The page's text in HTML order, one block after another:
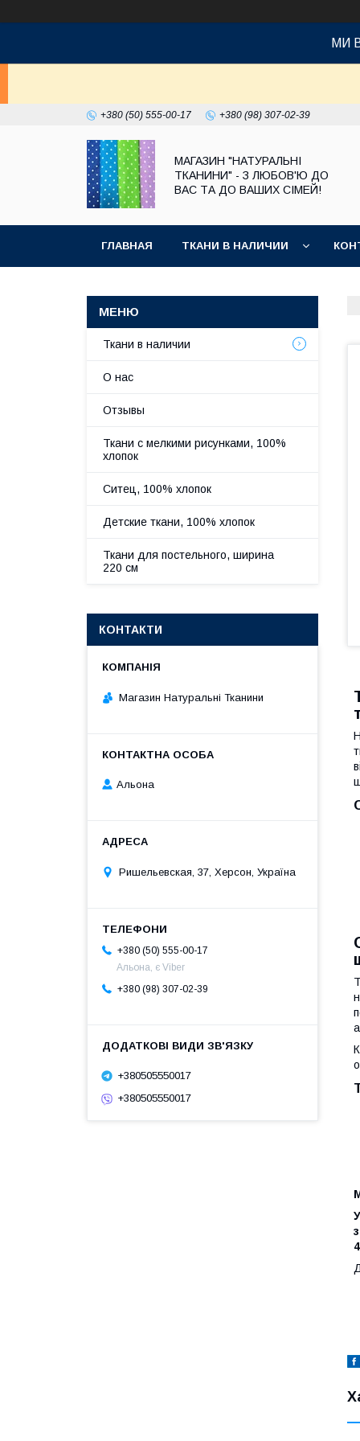
МИ
+380 (50) 555-00-17 +380 (98) 307-02-39
МАГАЗИН "НАТУРАЛЬНІ
ТКАНИНИ" - З ЛЮБОВ'Ю ДО
ВАС ТА ДО ВАШИХ СІМЕЙ!
ГЛАВНАЯ ТКАНИ В НАЛИЧИИ
Ткани в наличии
О нас
Отзывы
Ткани с мелкими рисунками, 100%
хлопок
Ситец, 100% хлопок
Детские ткани, 100% хлопок
Ткани для постельного, ширина
220 см
КОНТАКТИ
Магазин Натуральні Тканини
Альона
Ришельевская, 37, Херсон, Україна
+380 (50) 555-00-17
Альона, є Viber
+380 (98) 307-02-39
+380505550017
+380505550017